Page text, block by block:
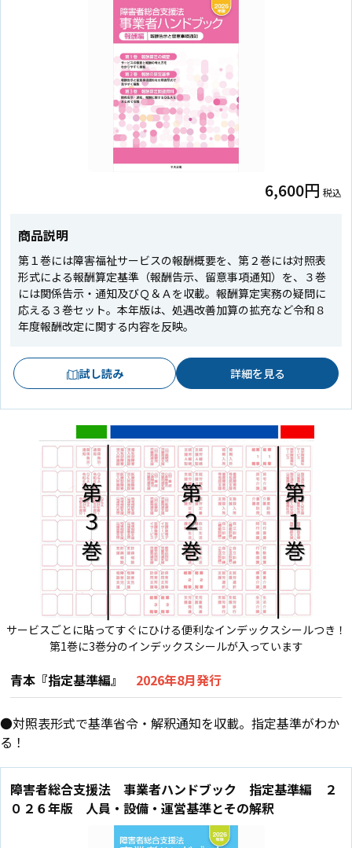
6,600円 税込
商品説明
第１巻には障害福祉サービスの報酬概要を、第２巻には対照表
形式による報酬算定基準（報酬告示、留意事項通知）を、３巻
には関係告示・通知及びＱ＆Ａを収載。報酬算定実務の疑問に
応える３巻セット。本年版は、処遇改善加算の拡充など令和８
年度報酬改定に関する内容を反映。
試し読み 詳細を見る
サービスごとに貼ってすぐにひける便利なインデックスシールつき！
第1巻に3巻分のインデックスシールが入っています
青本『指定基準編』 2026年8月発行
●対照表形式で基準省令・解釈通知を収載。指定基準がわか
る！
障害者総合支援法 事業者ハンドブック 指定基準編 ２
０２６年版 人員・設備・運営基準とその解釈